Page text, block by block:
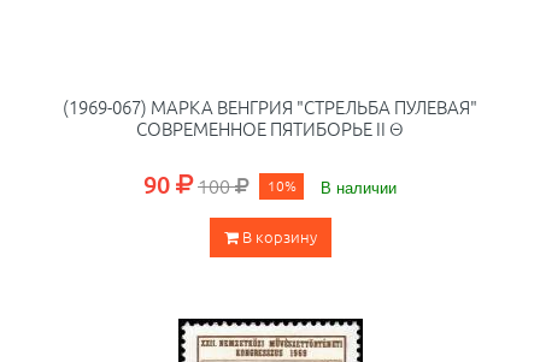
(1969-067) МАРКА ВЕНГРИЯ "СТРЕЛЬБА ПУЛЕВАЯ"
СОВРЕМЕННОЕ ПЯТИБОРЬЕ II Θ
90 100 10% В наличии
В корзину